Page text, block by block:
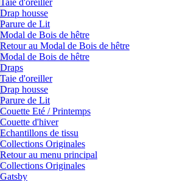
Taie d'oreiller
Drap housse
Parure de Lit
Modal de Bois de hêtre
Retour au Modal de Bois de hêtre
Modal de Bois de hêtre
Draps
Taie d'oreiller
Drap housse
Parure de Lit
Couette Eté / Printemps
Couette d'hiver
Echantillons de tissu
Collections Originales
Retour au menu principal
Collections Originales
Gatsby